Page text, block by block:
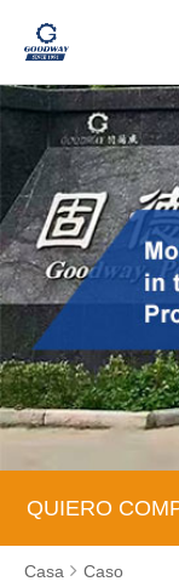
QUIERO
Casa
Caso